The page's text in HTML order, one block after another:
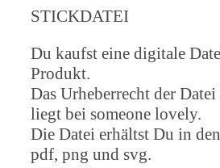
STICKDATEI
Du kaufst eine digitale
Produkt.
Das Urheberrecht der
liegt bei someone lovely.
Die Datei erhältst Du in
pdf, png und svg.